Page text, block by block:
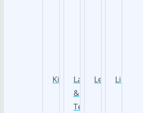
Kiki
Lakoto
&
Teeda
Leon Liese